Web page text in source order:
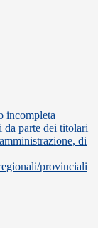
incompleta
da parte dei titolari
di
provinciali